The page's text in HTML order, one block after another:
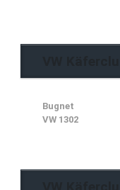
Bugnet
VW 1302